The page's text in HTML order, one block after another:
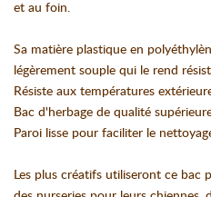
et au foin.
Sa matière plastique en
légèrement souple qui le rend
Résiste aux températures
Bac d'herbage de qualité
Paroi lisse pour faciliter le
Les plus créatifs utiliseront ce bac